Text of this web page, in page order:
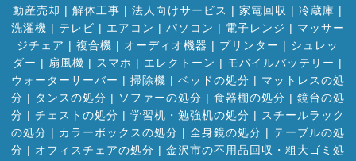
動産売却 | 解体工事 | 法人向けサービス | 家電回収 | 冷蔵庫 |
洗濯機 | テレビ | エアコン | パソコン | 電子レンジ | マッサー
ジチェア | 複合機 | オーディオ機器 | プリンター | シュレッ
ダー | 扇風機 | スマホ | エレクトーン | モバイルバッテリー |
ウォーターサーバー | 掃除機 | ベッドの処分 | マットレスの処
分 | タンスの処分 | ソファーの処分 | 食器棚の処分 | 鏡台の処
分 | チェストの処分 | 学習机・勉強机の処分 | スチールラック
の処分 | カラーボックスの処分 | 全身鏡の処分 | テーブルの処
分 | オフィスチェアの処分 | 金沢市の不用品回収・粗大ゴミ処